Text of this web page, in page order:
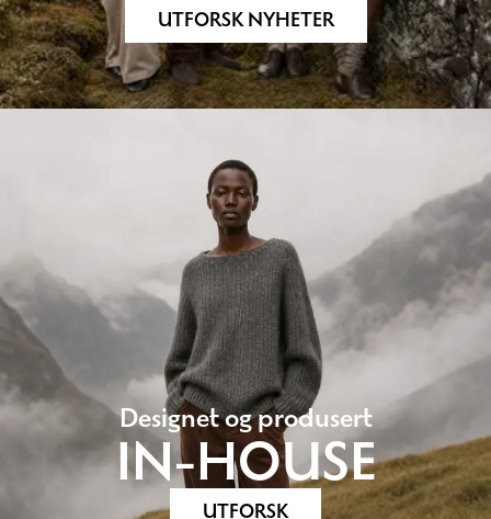
UTFORSK NYHETER
Designet og produsert
IN-HOUSE
UTFORSK